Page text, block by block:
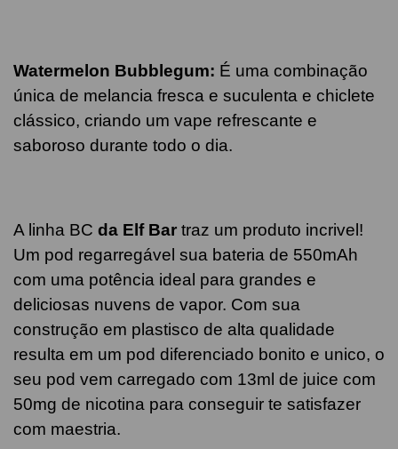
Watermelon Bubblegum: É uma combinação
única de melancia fresca e suculenta e chiclete
clássico, criando um vape refrescante e
saboroso durante todo o dia.
A linha BC da Elf Bar traz um produto incrivel!
Um pod regarregável sua bateria de 550mAh
com uma potência ideal para grandes e
deliciosas nuvens de vapor. Com sua
construção em plastisco de alta qualidade
resulta em um pod diferenciado bonito e unico, o
seu pod vem carregado com 13ml de juice com
50mg de nicotina para conseguir te satisfazer
com maestria.